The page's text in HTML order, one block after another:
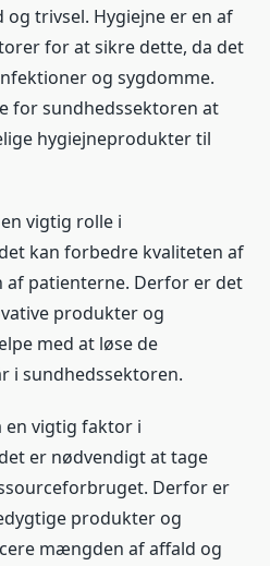
trivsel. Hygiejne er en af
for at sikre dette, da det
og sygdomme.
for sundhedssektoren at
hygiejneprodukter til
vigtig rolle i
kan forbedre kvaliteten af
af patienterne. Derfor er det
produkter og
med at løse de
i sundhedssektoren.
vigtig faktor i
er nødvendigt at tage
Derfor er
produkter og
mængden af affald og